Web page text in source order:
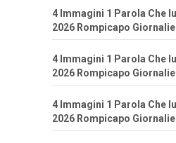
4 Immagini 1 Parola Che
2026 Rompicapo
4 Immagini 1 Parola Che
2026 Rompicapo
4 Immagini 1 Parola Che
2026 Rompicapo